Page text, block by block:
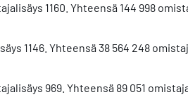
1160. Yhteensä 144 998
1146. Yhteensä 38 564 248
969. Yhteensä 89 051